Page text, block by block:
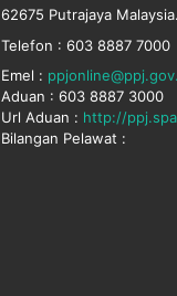
62675 Putrajaya Malaysia.
Telefon : 603 8887 7000
Emel :
Aduan : 603 8887 3000
Url Aduan : http://
Bilangan Pelawat :